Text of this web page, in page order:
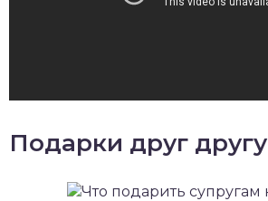
Подарки друг другу